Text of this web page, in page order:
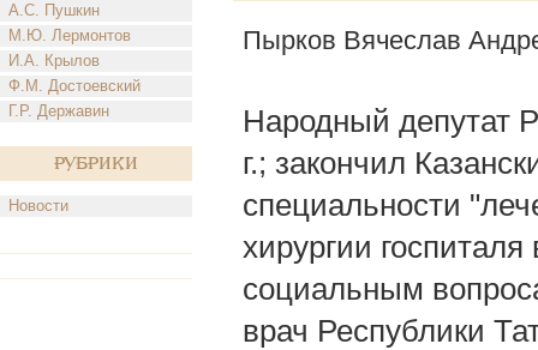
А.С. Пушкин
М.Ю. Лермонтов
И.А. Крылов
Ф.М. Достоевский
Г.Р. Державин
Рубрики
Новости
Пырков Вячеслав
Народный депутат
г.; закончил
специальности
хирургии
социальным
врач Республики